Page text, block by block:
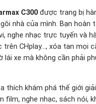
C300 được trang bị
nhà của mình. Bạn hoàn
nghe nhạc trực tuyến và
trên CHplay…, xóa tan mọi
lái xe mà không cần phải
thích khám phá thế giới
film, nghe nhạc, sách nói,